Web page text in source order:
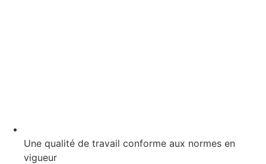
Une qualité de travail conforme aux normes en
vigueur